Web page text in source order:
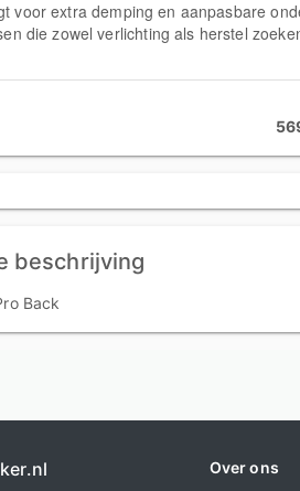
voor extra demping en aanpasbare
die zowel verlichting als herstel
beschrijving
Back
Over ons